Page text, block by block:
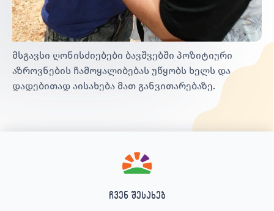
მსგავსი ღონისძიებები ბავშვებში პოზიტიური
აზროვნების ჩამოყალიბებას უწყობს ხელს და
დადებითად აისახება მათ განვითარებაზე.
ჩვენ შესახებ